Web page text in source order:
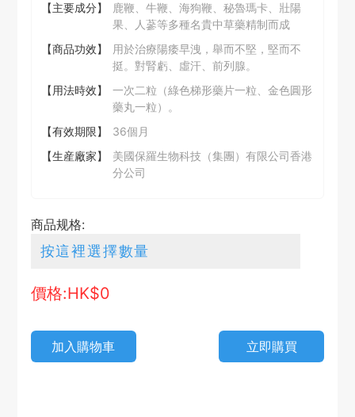
【主要成分】
鹿鞭、牛鞭、海狗鞭、秘魯瑪卡、壯陽
果、人蔘等多種名貴中草藥精制而成
【商品功效】
用於治療陽痿早洩，舉而不堅，堅而不
挺。對腎虧、虛汗、前列腺。
【用法時效】
一次二粒（綠色梯形藥片一粒、金色圓形
藥丸一粒）。
【有效期限】
36個月
【生産廠家】
美國保羅生物科技（集團）有限公司香港
分公司
商品规格:
價格:HK$0
加入購物車 立即購買